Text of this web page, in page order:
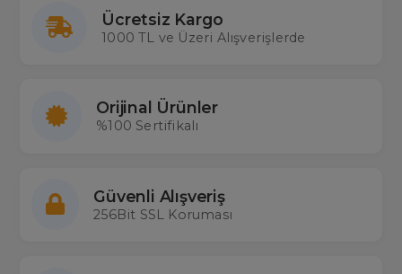
Ücretsiz Kargo
1000 TL ve Üzeri Alışverişlerde
Orijinal Ürünler
%100 Sertifikalı
Güvenli Alışveriş
256Bit SSL Koruması